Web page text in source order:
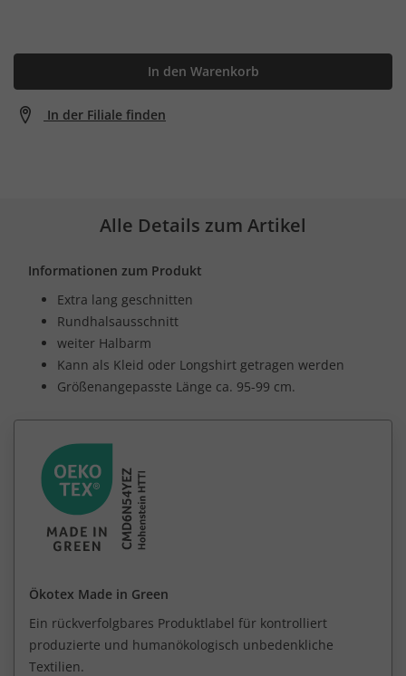
In den Warenkorb
In der Filiale finden
Alle Details zum Artikel
Informationen zum Produkt
Extra lang geschnitten
Rundhalsausschnitt
weiter Halbarm
Kann als Kleid oder Longshirt getragen werden
Größenangepasste Länge ca. 95-99 cm.
Ökotex Made in Green
Ein rückverfolgbares Produktlabel für kontrolliert
produzierte und humanökologisch unbedenkliche
Textilien.